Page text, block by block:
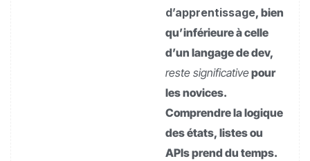
d’apprentissage, bien
qu’inférieure à celle
d’un langage de dev,
reste significativepour
les novices.
Comprendre la logique
des états, listes ou
APIs prend du temps.